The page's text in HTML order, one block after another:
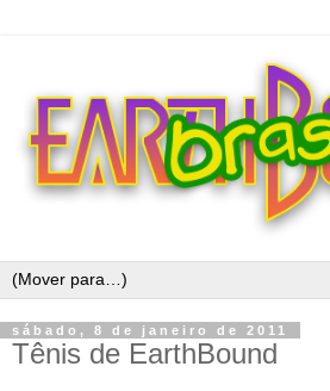
sábado, 8 de janeiro de 2011
Tênis de EarthBound